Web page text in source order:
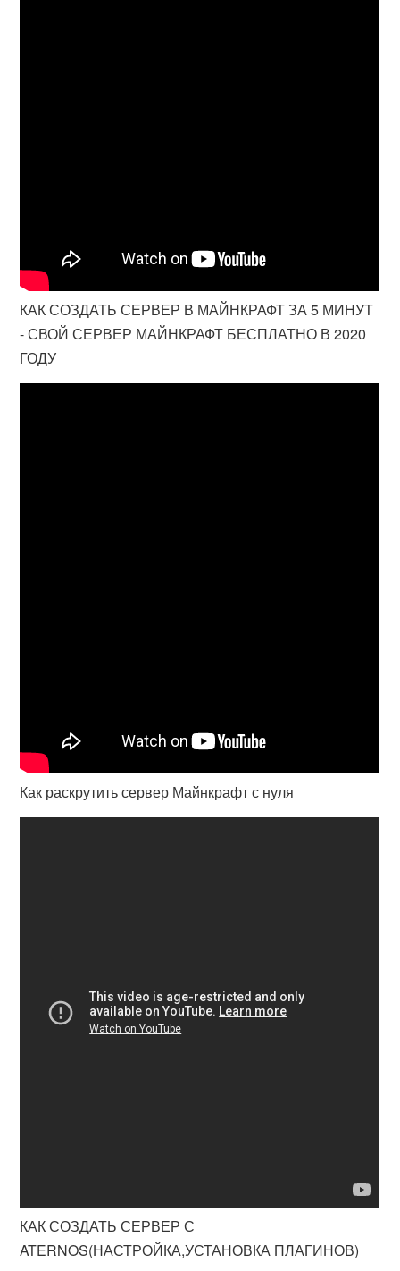
КАК СОЗДАТЬ СЕРВЕР В МАЙНКРАФТ ЗА 5 МИНУТ
- СВОЙ СЕРВЕР МАЙНКРАФТ БЕСПЛАТНО В 2020
ГОДУ
Как раскрутить сервер Майнкрафт с нуля
КАК СОЗДАТЬ СЕРВЕР С
ATERNOS(НАСТРОЙКА,УСТАНОВКА ПЛАГИНОВ)